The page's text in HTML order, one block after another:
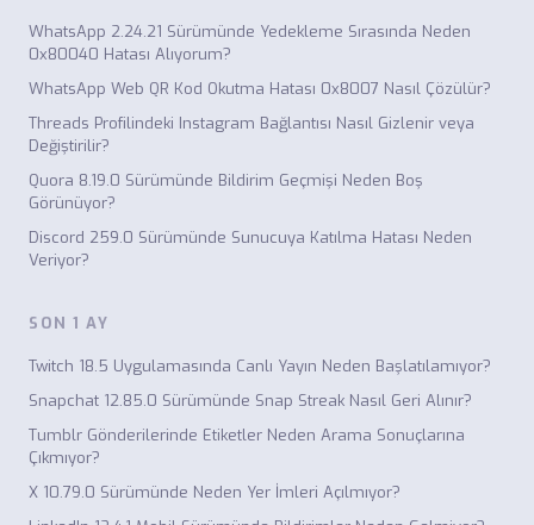
WhatsApp 2.24.21 Sürümünde Yedekleme Sırasında Neden
0x80040 Hatası Alıyorum?
WhatsApp Web QR Kod Okutma Hatası 0x8007 Nasıl Çözülür?
Threads Profilindeki Instagram Bağlantısı Nasıl Gizlenir veya
Değiştirilir?
Quora 8.19.0 Sürümünde Bildirim Geçmişi Neden Boş
Görünüyor?
Discord 259.0 Sürümünde Sunucuya Katılma Hatası Neden
Veriyor?
SON 1 AY
Twitch 18.5 Uygulamasında Canlı Yayın Neden Başlatılamıyor?
Snapchat 12.85.0 Sürümünde Snap Streak Nasıl Geri Alınır?
Tumblr Gönderilerinde Etiketler Neden Arama Sonuçlarına
Çıkmıyor?
X 10.79.0 Sürümünde Neden Yer İmleri Açılmıyor?